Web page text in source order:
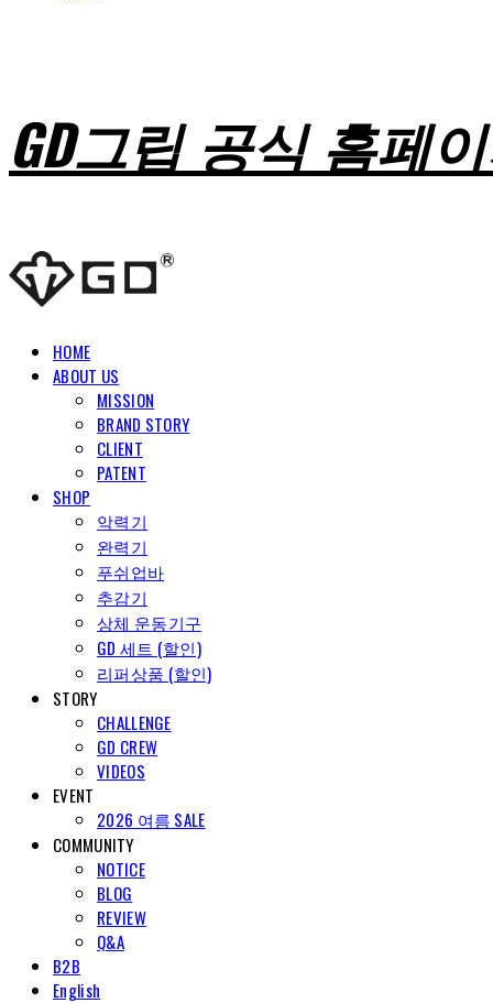
GD그립 공식 홈페
HOME
ABOUT US
MISSION
BRAND STORY
CLIENT
PATENT
SHOP
악력기
완력기
푸쉬업바
추감기
상체 운동기구
GD 세트 (할인)
리퍼상품 (할인)
STORY
CHALLENGE
GD CREW
VIDEOS
EVENT
2026 여름 SALE
COMMUNITY
NOTICE
BLOG
REVIEW
Q&A
B2B
English